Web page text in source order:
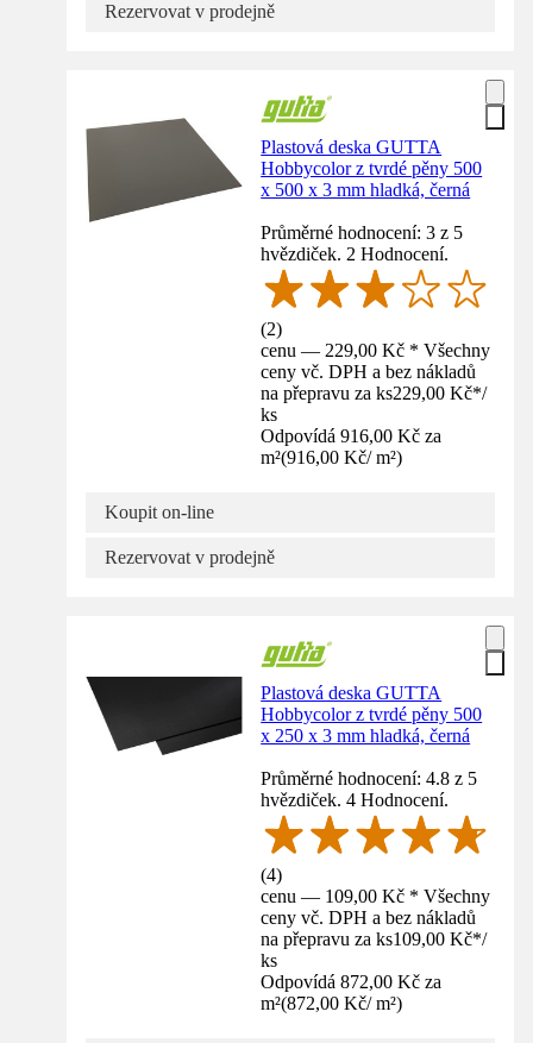
Rezervovat v prodejně
Plastová deska GUTTA
Hobbycolor z tvrdé pěny 500
x 500 x 3 mm hladká, černá
Průměrné hodnocení: 3 z 5
hvězdiček. 2 Hodnocení.
(2)
cenu — 229,00 Kč * Všechny
ceny vč. DPH a bez nákladů
na přepravu za ks229,00 Kč*/
ks
Odpovídá 916,00 Kč za
m²(916,00 Kč/ m²)
Koupit on-line
Rezervovat v prodejně
Plastová deska GUTTA
Hobbycolor z tvrdé pěny 500
x 250 x 3 mm hladká, černá
Průměrné hodnocení: 4.8 z 5
hvězdiček. 4 Hodnocení.
(4)
cenu — 109,00 Kč * Všechny
ceny vč. DPH a bez nákladů
na přepravu za ks109,00 Kč*/
ks
Odpovídá 872,00 Kč za
m²(872,00 Kč/ m²)